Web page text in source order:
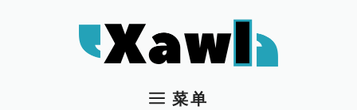
菜单